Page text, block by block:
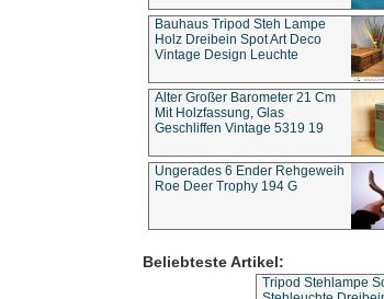
Bauhaus Tripod Steh Lampe
Holz Dreibein Spot Art Deco
Vintage Design Leuchte
Alter Großer Barometer 21 Cm
Mit Holzfassung, Glas
Geschliffen Vintage 5319 19
Ungerades 6 Ender Rehgeweih
Roe Deer Trophy 194 G
Beliebteste Artikel:
Tripod Stehlampe